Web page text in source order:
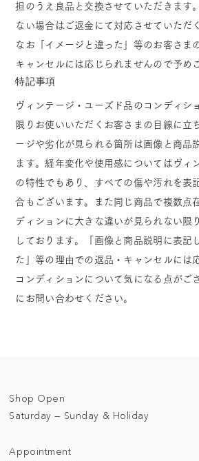
担のうえ良品と交換させていただきます
ない場合はご返金にて対応させていただ
なお「イメージと違った」等のお客さま
キャンセルには応じられませんので予め
特記事項
ヴィンテージ・ユーズド品のコンディシ
限りお使いいただくお客さまの目線に立
ージや劣化が見られる箇所は画像と商品
ます。経年変化や使用感についてはヴィ
の特性でもあり、すべての傷や汚れを表
合もございます。また同じ商品で複数点
ディションに大きな違いが見られない限
しております。「画像と商品説明に表記
た」等の理由での返品・キャンセルには
コンディションについて気になる点がご
にお問い合わせください。
Shop Open
Saturday — Sunday & Holiday
Appointment